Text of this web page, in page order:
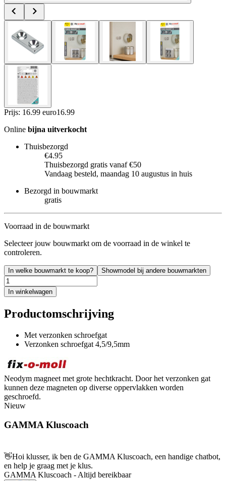
Prijs: 16.99 euro16.99
Online bijna uitverkocht
Thuisbezorgd
€4.95
Thuisbezorgd gratis vanaf €50
Vandaag besteld, maandag 10 augustus in huis
Bezorgd in bouwmarkt
gratis
Voorraad in de bouwmarkt
Selecteer jouw bouwmarkt om de voorraad in de winkel te
controleren.
In welke bouwmarkt te koop? Showmodel bij andere bouwmarkten
In winkelwagen
Productomschrijving
Met verzonken schroefgat
Verzonken schroefgat 4,5/9,5mm
Neodym magneet met grote hechtkracht. Door het verzonken gat
kunnen deze magneten op diverse oppervlakken worden
geschroefd.
Nieuw
GAMMA Kluscoach
👋Hoi klusser, ik ben de GAMMA Kluscoach, een handige chatbot,
en help je graag met je klus.
GAMMA Kluscoach - Altijd bereikbaar